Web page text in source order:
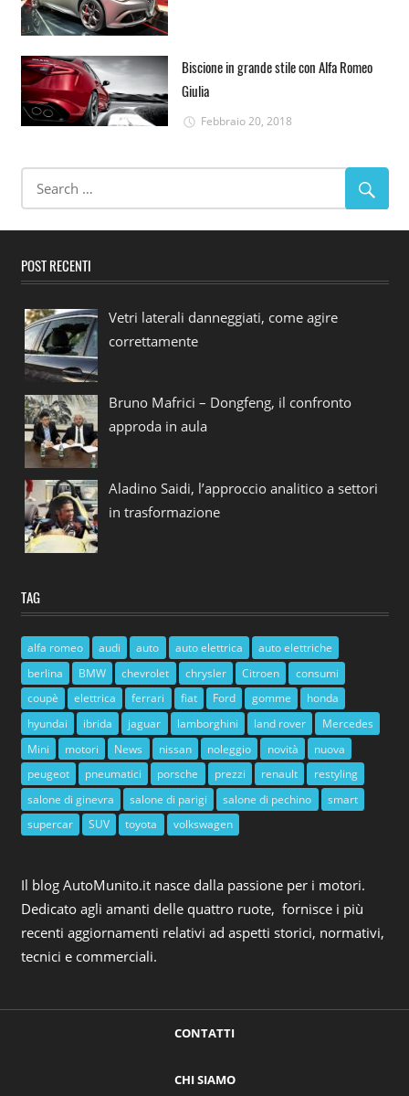
Biscione in grande stile con Alfa Romeo
Giulia
Febbraio 20, 2018
POST RECENTI
Vetri laterali danneggiati, come agire
correttamente
Bruno Mafrici – Dongfeng, il confronto
approda in aula
Aladino Saidi, l’approccio analitico a settori
in trasformazione
TAG
alfa romeo audi auto auto elettrica
auto elettriche
berlina
BMW chevrolet chrysler Citroen
consumi
coupè
elettrica ferrari fiat Ford gomme
honda
hyundai
ibrida jaguar lamborghini land rover
Mercedes
Mini
motori News nissan noleggio novità
nuova
peugeot
pneumatici porsche prezzi renault
restyling
salone di ginevra
salone di parigi salone di pechino
smart
supercar
SUV toyota volkswagen
Il blog AutoMunito.it nasce dalla passione per i motori.
Dedicato agli amanti delle quattro ruote, fornisce i più
recenti aggiornamenti relativi ad aspetti storici, normativi,
tecnici e commerciali.
CONTATTI
CHI SIAMO